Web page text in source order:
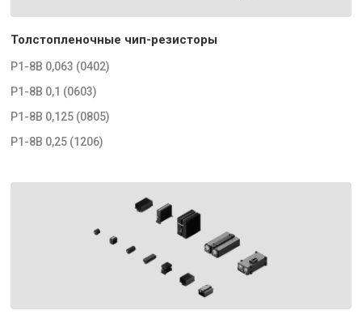
Толстопленочные чип-резисторы
Р1-8В 0,063 (0402)
Р1-8В 0,1 (0603)
Р1-8В 0,125 (0805)
Р1-8В 0,25 (1206)